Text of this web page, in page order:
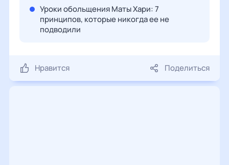
Уроки обольщения Маты Хари: 7
принципов, которые никогда ее не
подводили
Нравится Поделиться